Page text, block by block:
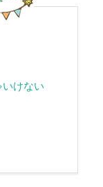
けない